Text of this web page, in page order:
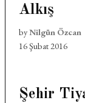
Alkış
byNilgün Özcan
16 Şubat 2016
Şehir